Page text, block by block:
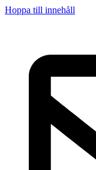
Hoppa till innehåll